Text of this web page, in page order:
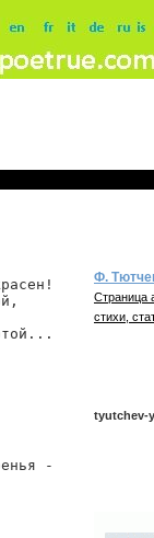
-
Ф.
Страница
стихи,
tyutchev-